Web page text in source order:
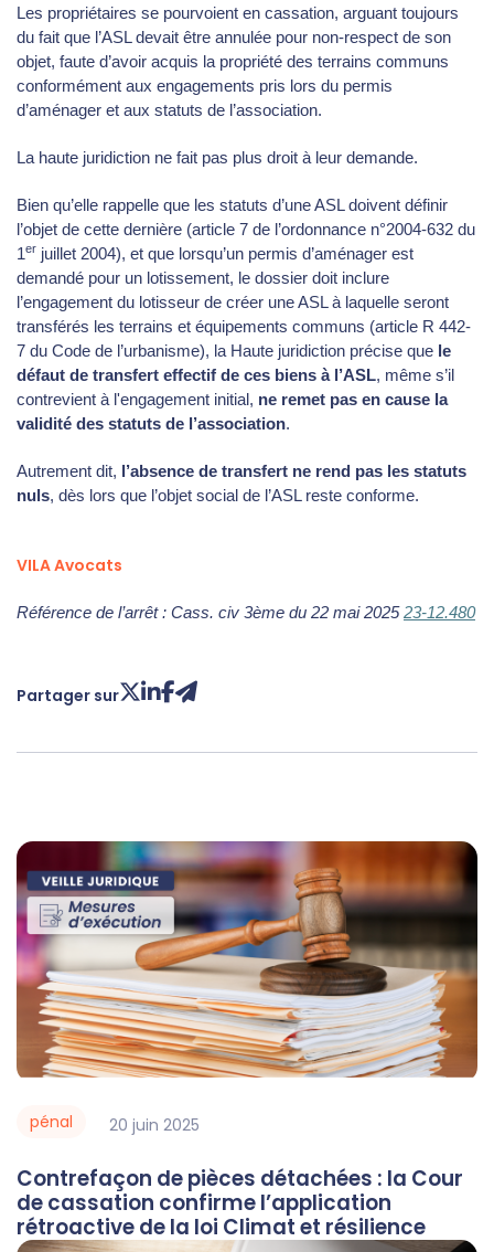
Les propriétaires se pourvoient en cassation, arguant toujours
du fait que l’ASL devait être annulée pour non-respect de son
objet, faute d’avoir acquis la propriété des terrains communs
conformément aux engagements pris lors du permis
d’aménager et aux statuts de l’association.
La haute juridiction ne fait pas plus droit à leur demande.
Bien qu’elle rappelle que les statuts d’une ASL doivent définir
l’objet de cette dernière (article 7 de l’ordonnance n°2004-632 du
1er juillet 2004), et que lorsqu’un permis d’aménager est
demandé pour un lotissement, le dossier doit inclure
l’engagement du lotisseur de créer une ASL à laquelle seront
transférés les terrains et équipements communs (article R 442-
7 du Code de l’urbanisme), la Haute juridiction précise que le
défaut de transfert effectif de ces biens à l’ASL, même s’il
contrevient à l'engagement initial, ne remet pas en cause la
validité des statuts de l’association.
Autrement dit,
l’absence de transfert ne rend pas les statuts
nuls, dès lors que l’objet social de l’ASL reste conforme.
VILA Avocats
Référence de l’arrêt : Cass. civ 3ème du 22 mai 202523-12.480
Partager sur
Contrefaçon de pièces détachées : la Cour
de cassation confirme l’application
rétroactive de la loi Climat et résilience
20 juin 2025
pénal